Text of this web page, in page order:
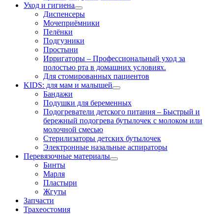
Уход и гигиена
Диспенсеры
Мочеприёмники
Пелёнки
Подгузники
Простыни
Ирригаторы – Профессиональный уход за
полостью рта в домашних условиях.
Для стомированных пациентов
KIDS: для мам и малышей
Бандажи
Подушки для беременных
Подогреватели детского питания – Быстрый и
бережный подогрева бутылочек с молоком или
молочной смесью
Стерилизаторы детских бутылочек
Электронные назальные аспираторы
Перевязочные материалы
Бинты
Марля
Пластыри
Жгуты
Запчасти
Трахеостомия